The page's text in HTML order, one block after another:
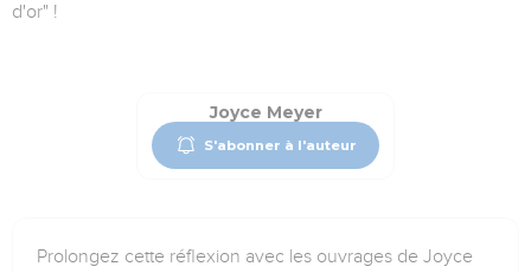
d'or" !
Joyce Meyer
S'abonner à l'auteur
Prolongez cette réflexion avec les ouvrages de Joyce